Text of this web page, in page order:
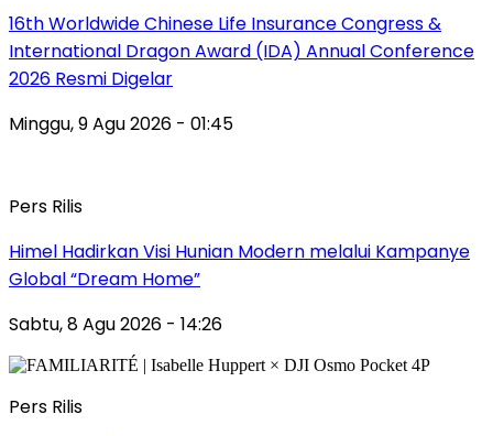
16th Worldwide Chinese Life Insurance Congress &
International Dragon Award (IDA) Annual Conference
2026 Resmi Digelar
Minggu, 9 Agu 2026 - 01:45
Pers Rilis
Himel Hadirkan Visi Hunian Modern melalui Kampanye
Global “Dream Home”
Sabtu, 8 Agu 2026 - 14:26
Pers Rilis